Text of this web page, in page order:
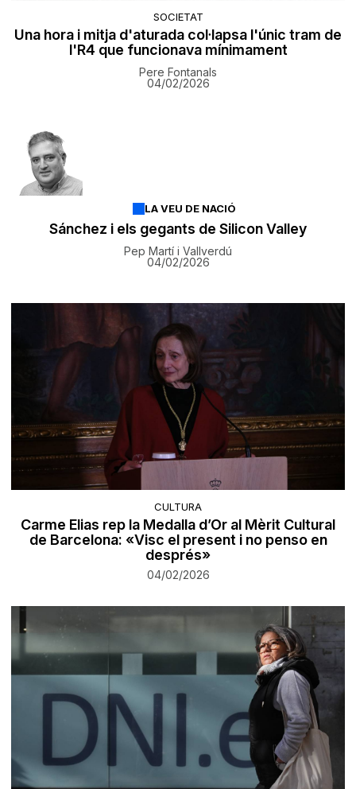
SOCIETAT
Una hora i mitja d'aturada col·lapsa l'únic tram de
l'R4 que funcionava mínimament
Pere Fontanals
04/02/2026
LA VEU DE NACIÓ
Sánchez i els gegants de Silicon Valley
Pep Martí i Vallverdú
04/02/2026
CULTURA
Carme Elias rep la Medalla d’Or al Mèrit Cultural
de Barcelona: «Visc el present i no penso en
després»
04/02/2026